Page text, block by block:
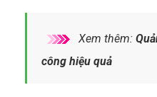
Xem thêm:
công hiệu quả